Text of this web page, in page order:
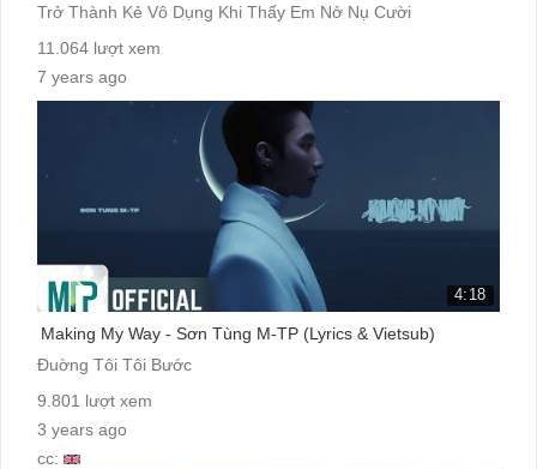
Trở Thành Kẻ Vô Dụng Khi Thấy Em Nở Nụ Cười
11.064 lượt xem
7 years ago
cc:
4:18
Making My Way - Sơn Tùng M-TP (Lyrics & Vietsub)
Đuờng Tôi Tôi Bước
9.801 lượt xem
3 years ago
cc: